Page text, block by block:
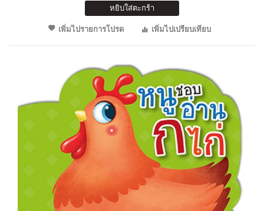
หยิบใส่ตะกร้า
เพิ่มไปรายการโปรด
เพิ่มไปเปรียบเทียบ